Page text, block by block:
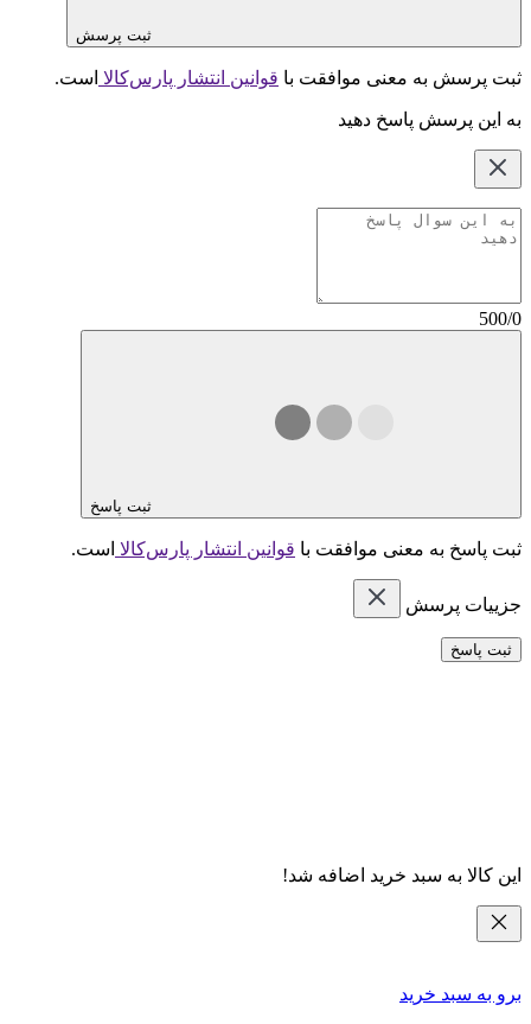
ثبت پرسش
ثبت پرسش به معنی موافقت با قوانین انتشار پارس‌کالا است.
به این پرسش پاسخ دهید
500/0
ثبت پاسخ
ثبت پاسخ به معنی موافقت با قوانین انتشار پارس‌کالا است.
جزییات پرسش
ثبت پاسخ
این کالا به سبد خرید اضافه شد!
برو به سبد خرید